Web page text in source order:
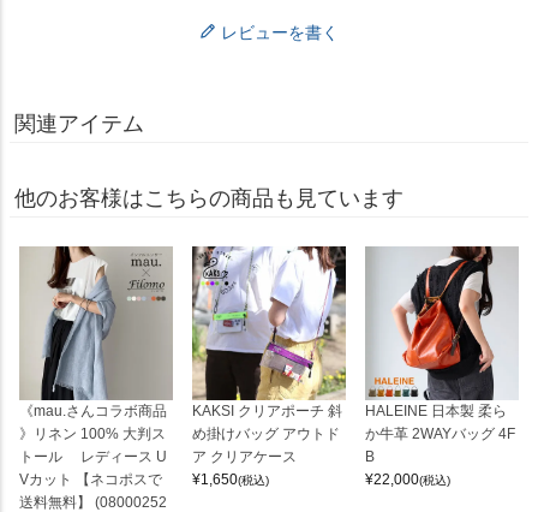
レビューを書く
関連アイテム
他のお客様はこちらの商品も見ています
《mau.さんコラボ商品
》リネン 100% 大判ス
トール レディース U
Vカット 【ネコポスで
送料無料】 (08000252
KAKSI クリアポーチ 斜
め掛けバッグ アウトド
ア クリアケース
¥1,650(税込)
HALEINE 日本製 柔ら
か牛革 2WAYバッグ 4F
B
¥22,000(税込)